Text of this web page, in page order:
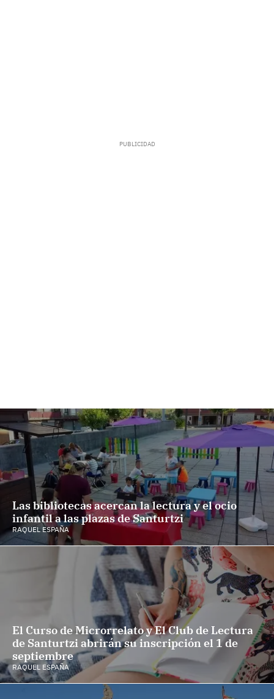
Las bibliotecas acercan la lectura y el ocio
infantil a las plazas de Santurtzi
RAQUEL ESPAÑA
El Curso de Microrrelato y El Club de Lectura
de Santurtzi abrirán su inscripción el 1 de
septiembre
RAQUEL ESPAÑA